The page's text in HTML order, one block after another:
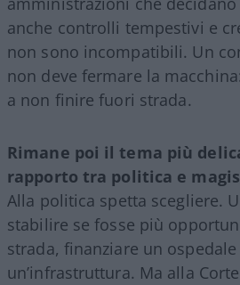
anche controlli tempestivi e
non sono incompatibili. Un
non deve fermare la
a non finire fuori strada.
Rimane poi il tema più
rapporto tra politica e
Alla politica spetta scegliere.
stabilire se fosse più
strada, finanziare un ospedale
un’infrastruttura. Ma alla